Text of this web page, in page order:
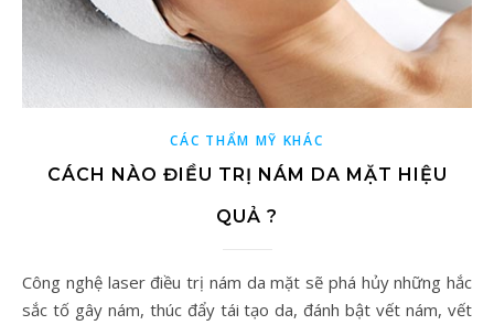
CÁC THẨM MỸ KHÁC
CÁCH NÀO ĐIỀU TRỊ NÁM DA MẶT HIỆU
QUẢ ?
Công nghệ laser điều trị nám da mặt sẽ phá hủy những hắc
sắc tố gây nám, thúc đẩy tái tạo da, đánh bật vết nám, vết